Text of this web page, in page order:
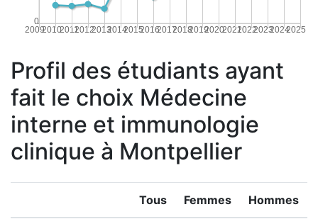
20092010201120122013201420152016201720182019202020212022202320242025
0
Profil des étudiants ayant
fait le choix Médecine
interne et immunologie
clinique à Montpellier
Tous Femmes Hommes